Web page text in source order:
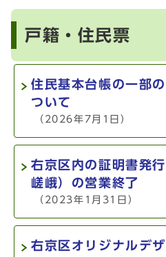
戸籍・住民票
住民基本台帳の一部
ついて
（2026年7月1日）
右京区内の証明書発
嵯峨）の営業終了
（2023年1月31日）
右京区オリジナルデ